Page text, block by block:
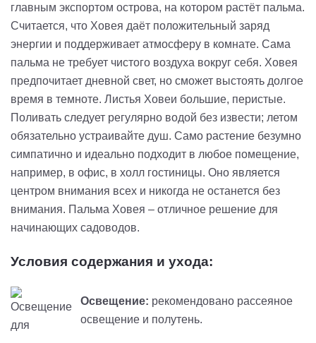
главным экспортом острова, на котором растёт пальма.
Считается, что Ховея даёт положительный заряд
энергии и поддерживает атмосферу в комнате. Сама
пальма не требует чистого воздуха вокруг себя. Ховея
предпочитает дневной свет, но сможет выстоять долгое
время в темноте. Листья Ховеи большие, перистые.
Поливать следует регулярно водой без извести; летом
обязательно устраивайте душ. Само растение безумно
симпатично и идеально подходит в любое помещение,
например, в офис, в холл гостиницы. Оно является
центром внимания всех и никогда не останется без
внимания. Пальма Ховея – отличное решение для
начинающих садоводов.
Условия содержания и ухода:
Освещение: рекомендовано рассеяное
освещение и полутень.